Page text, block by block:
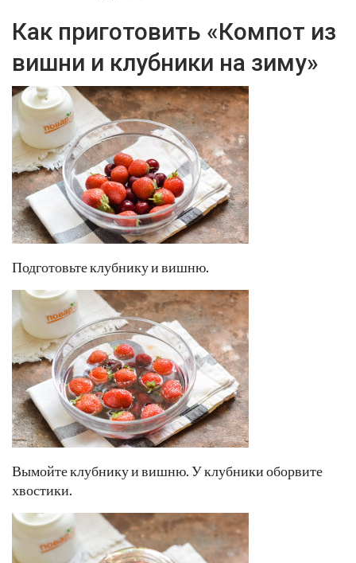
Как приготовить «Компот из
вишни и клубники на зиму»
Подготовьте клубнику и вишню.
Вымойте клубнику и вишню. У клубники оборвите
хвостики.